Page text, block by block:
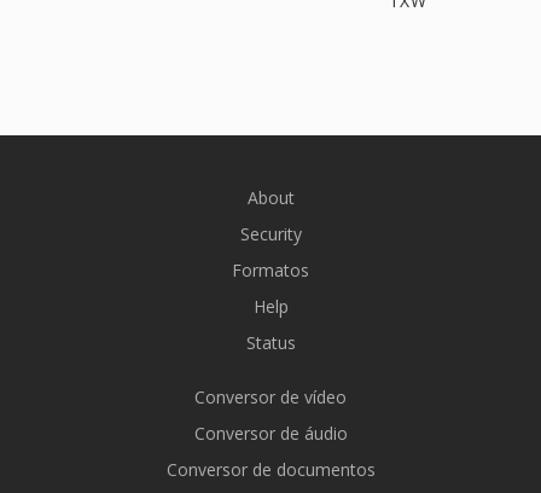
About
Security
Formatos
Help
Status
Conversor de vídeo
Conversor de áudio
Conversor de documentos